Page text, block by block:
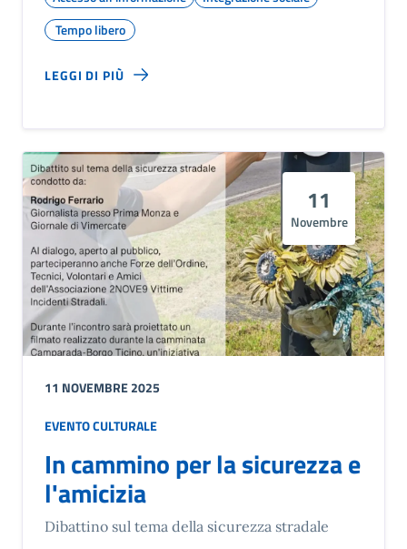
Tempo libero
LEGGI DI PIÙ
11
Novembre
11 NOVEMBRE 2025
EVENTO CULTURALE
In cammino per la sicurezza e
l'amicizia
Dibattino sul tema della sicurezza stradale